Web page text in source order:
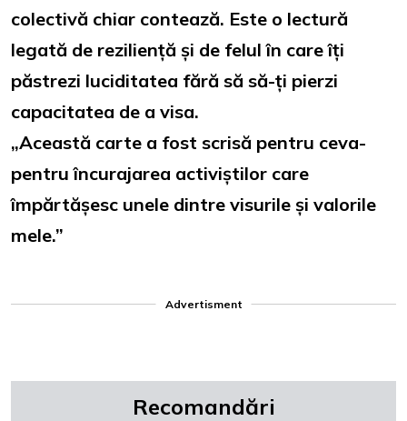
colectivă chiar contează. Este o lectură
legată de reziliență și de felul în care îți
păstrezi luciditatea fără să să-ți pierzi
capacitatea de a visa.
„Această carte a fost scrisă pentru ceva-
pentru încurajarea activiștilor care
împărtășesc unele dintre visurile și valorile
mele.”
Advertisment
Recomandări